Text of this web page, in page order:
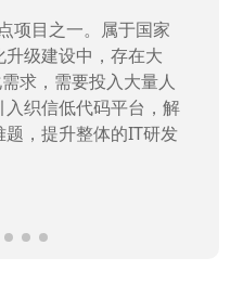
项目之一。属于国家
级建设中，存在大
求，需要投入大量人
织信低代码平台，解
，提升整体的IT研发